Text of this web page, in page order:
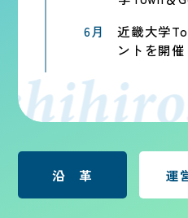
6月
近畿大学
ントを開催
沿 革 運